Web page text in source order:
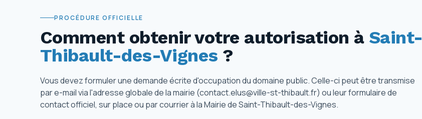
PROCÉDURE OFFICIELLE
Comment obtenir votre autorisation à Saint-
Thibault-des-Vignes ?
Vous devez formuler une demande écrite d'occupation du domaine public. Celle-ci peut être transmise
par e-mail via l'adresse globale de la mairie (contact.elus@ville-st-thibault.fr) ou leur formulaire de
contact officiel, sur place ou par courrier à la Mairie de Saint-Thibault-des-Vignes.